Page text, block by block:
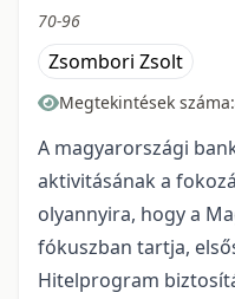
70-96
Zsombori Zsolt
Megtekintések száma:
A magyarországi
aktivitásának a
olyannyira, hogy a
fókuszban tartja,
Hitelprogram